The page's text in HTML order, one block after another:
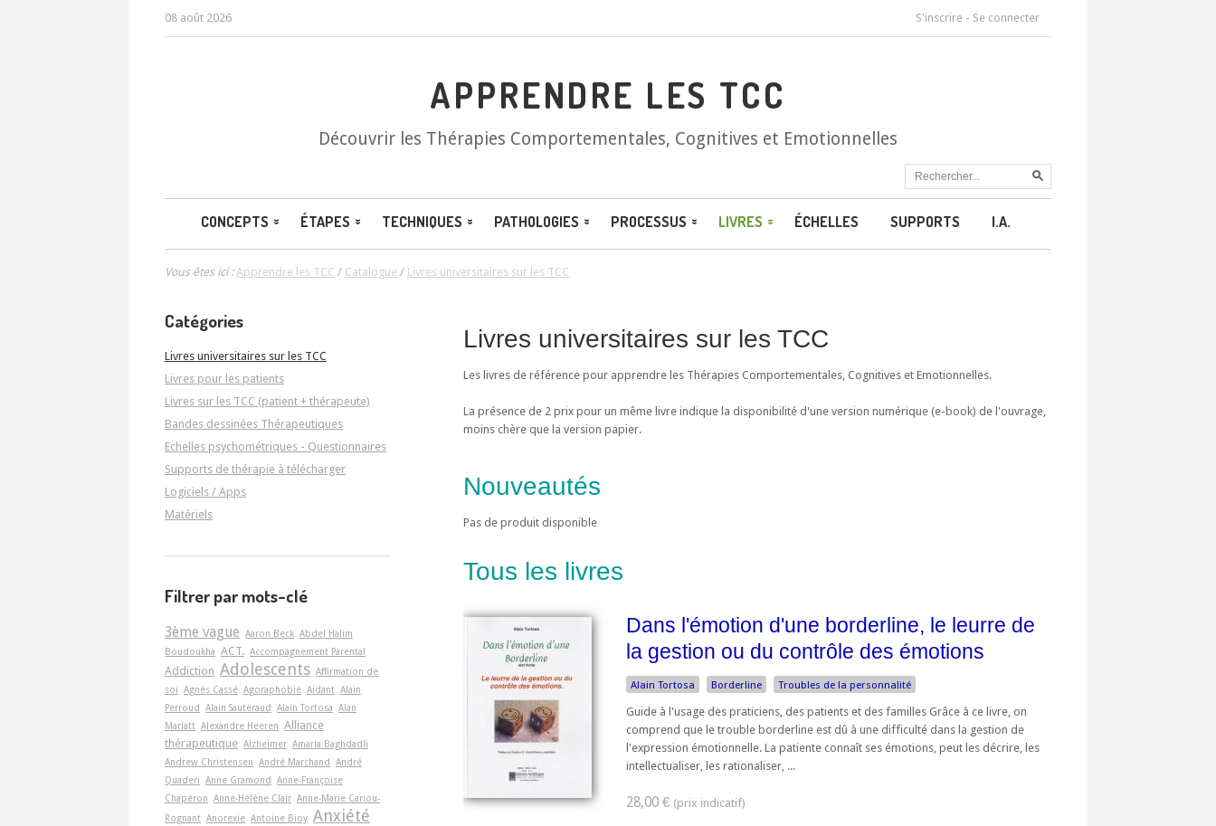
08 août 2026 S'inscrire - Se connecter
APPRENDRE LES TCC
Découvrir les Thérapies Comportementales, Cognitives et Emotionnelles
CONCEPTS ÉTAPES TECHNIQUES PATHOLOGIES PROCESSUS LIVRES ÉCHELLES SUPPORTS I.A.
Vous êtes ici :Apprendre les TCC / Catalogue / Livres universitaires sur les TCC
Livres universitaires sur les TCC
Les livres de référence pour apprendre les Thérapies Comportementales, Cognitives et Emotionnelles.
La présence de 2 prix pour un même livre indique la disponibilité d'une version numérique (e-book) de l'ouvrage,
moins chère que la version papier.
Nouveautés
Pas de produit disponible
Tous les livres
Dans l'émotion d'une borderline, le leurre de
la gestion ou du contrôle des émotions
Alain Tortosa Borderline Troubles de la personnalité
Guide à l'usage des praticiens, des patients et des familles Grâce à ce livre, on
comprend que le trouble borderline est dû à une difficulté dans la gestion de
l'expression émotionnelle. La patiente connaît ses émotions, peut les décrire, les
intellectualiser, les rationaliser, ...
28,00 €
Catégories
Livres universitaires sur les TCC
Livres pour les patients
Livres sur les TCC (patient + thérapeute)
Bandes dessinées Thérapeutiques
Echelles psychométriques - Questionnaires
Supports de thérapie à télécharger
Logiciels / Apps
Matériels
Filtrer par mots-clé
3ème vague Aaron Beck Abdel Halim
Boudoukha ACT. Accompagnement Parental
Addiction Adolescents Affirmation de
soi Agnès Cassé Agoraphobie Aidant Alain
Perroud Alain Sauteraud Alain Tortosa Alan
Marlatt Alexandre Heeren Alliance
thérapeutique Alzheimer Amaria Baghdadli
Andrew Christensen André Marchand André
Quaderi Anne Gramond Anne-Françoise
Chaperon Anne-Hélène Clair Anne-Marie Cariou-
Rognant Anorexie Antoine Bioy Anxiété